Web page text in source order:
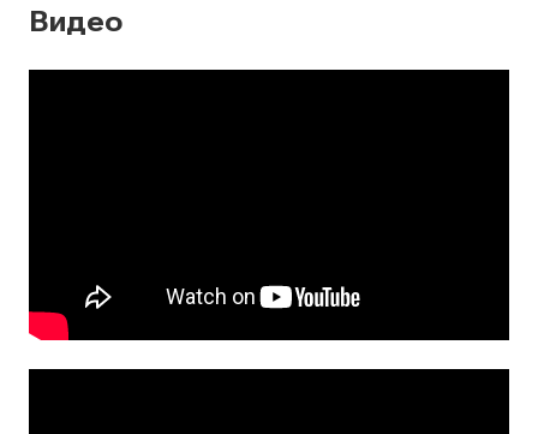
Видео